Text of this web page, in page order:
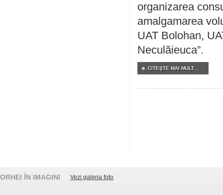
organizarea
amalgamarea
UAT Bolohan,
Neculăieuca”.
CITEŞTE MAI MULT...
ORHEI ÎN IMAGINI Vezi galeria foto